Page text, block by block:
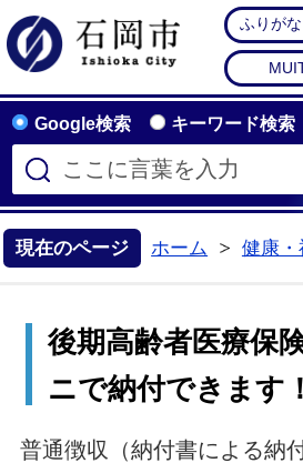
石
ふりが
Google検索 キーワード検索
現在のページ ホーム
健康・
後期高齢者医療保
ニで納付できます！
普通徴収（納付書による納